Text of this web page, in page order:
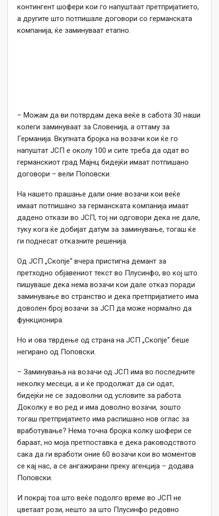
контингент шофери кои го напуштаат претпријатието,
а другите што потпишале договори со германската
компанија, ќе заминуваат етапно.
– Можам да ви потврдам дека веќе в сабота 30 наши
колеги заминуваат за Словенија, а оттаму за
Германија. Вкупната бројка на возачи кои ќе го
напуштат ЈСП е околу 100 и сите треба да одат во
германскиот град Мајнц бидејќи имаат потпишано
договори – вели Поповски.
На нашето прашање дали оние возачи кои веќе
имаат потпишано за германската компанија имаат
дадено откази во ЈСП, тој ни одговори дека не дале,
туку кога ќе добијат датум за заминување, тогаш ќе
ги поднесат отказните решенија.
Од ЈСП „Скопје“ вчера пристигна демант за
претходно објавениот текст во Плусинфо, во кој што
пишуваше дека нема возачи кои дале отказ поради
заминување во странство и дека претпријатието има
доволен број возачи за ЈСП да може нормално да
функционира.
Но и ова тврдење од страна на ЈСП „Скопје“ беше
негирано од Поповски.
– Заминувања на возачи од ЈСП има во последните
неколку месеци, а и ќе продолжат да си одат,
бидејќи не се задоволни од условите за работа.
Доколку е во ред и има доволно возачи, зошто
тогаш претпријатието има распишано нов оглас за
вработување? Нема точна бројка колку шофери се
бараат, но моја претпоставка е дека раководството
сака да ги вработи оние 60 возачи кои во моментов
се кај нас, а се ангажирани преку агенција – додава
Поповски.
И покрај тоа што веќе подолго време во ЈСП не
цветаат рози, нешто за што Плусинфо редовно